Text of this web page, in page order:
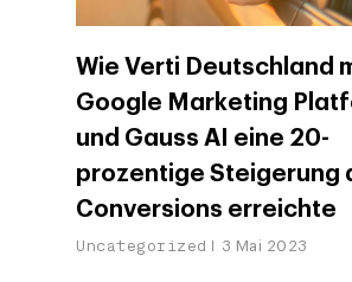
Wie Verti Deutschland
Google Marketing
und Gauss AI eine 20-
prozentige Steigerung
Conversions erreichte
Uncategorized 3 Mai 2023